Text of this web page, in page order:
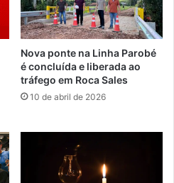
Nova ponte na Linha Parobé
é concluída e liberada ao
tráfego em Roca Sales
10 de abril de 2026